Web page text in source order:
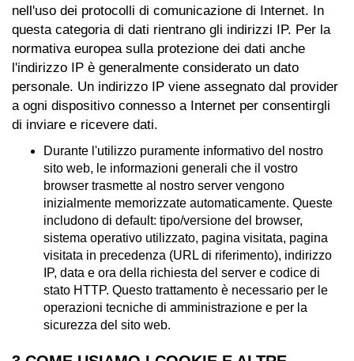
nell'uso dei protocolli di comunicazione di Internet. In
questa categoria di dati rientrano gli indirizzi IP. Per la
normativa europea sulla protezione dei dati anche
l'indirizzo IP è generalmente considerato un dato
personale. Un indirizzo IP viene assegnato dal provider
a ogni dispositivo connesso a Internet per consentirgli
di inviare e ricevere dati.
Durante l'utilizzo puramente informativo del nostro
sito web, le informazioni generali che il vostro
browser trasmette al nostro server vengono
inizialmente memorizzate automaticamente. Queste
includono di default: tipo/versione del browser,
sistema operativo utilizzato, pagina visitata, pagina
visitata in precedenza (URL di riferimento), indirizzo
IP, data e ora della richiesta del server e codice di
stato HTTP. Questo trattamento è necessario per le
operazioni tecniche di amministrazione e per la
sicurezza del sito web.